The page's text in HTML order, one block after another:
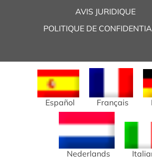
AVIS JURIDIQUE
POLITIQUE DE
Español Français
Nederlands